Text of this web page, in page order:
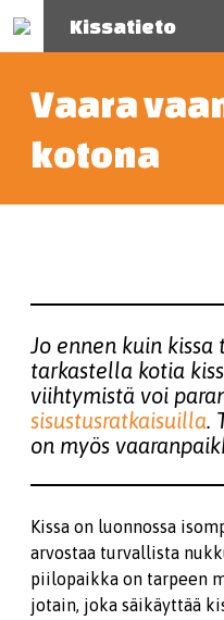
Kissatieto
Vaara
kotona
Jo ennen kuin
tarkastella kotia
viihtymistä voi
sisustusratkaisuilla.
on myös
Kissa on luonnossa
arvostaa turvallista
piilopaikka on tarpeen
jotain, joka säikäyttää